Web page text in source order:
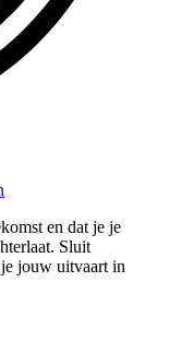
en dat je je
Sluit
jouw uitvaart in